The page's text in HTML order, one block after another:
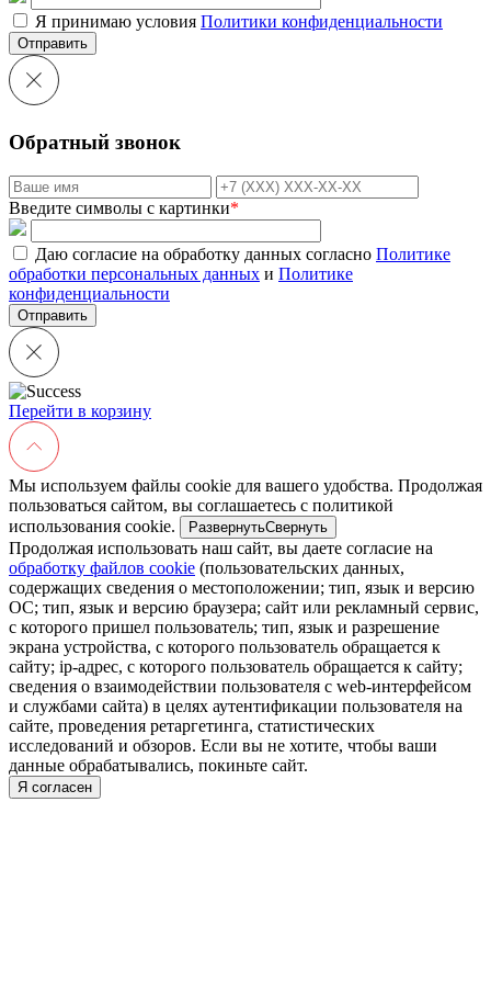
Я принимаю условия Политики конфиденциальности
Отправить
Обратный звонок
Введите символы с картинки*
Даю согласие на обработку данных согласно Политике
обработки персональных данных и Политике
конфиденциальности
Перейти в корзину
Мы используем файлы cookie для вашего удобства. Продолжая
пользоваться сайтом, вы соглашаетесь с политикой
использования cookie.
РазвернутьСвернуть
Продолжая использовать наш сайт, вы даете согласие на
обработку файлов cookie (пользовательских данных,
содержащих сведения о местоположении; тип, язык и версию
ОС; тип, язык и версию браузера; сайт или рекламный сервис,
с которого пришел пользователь; тип, язык и разрешение
экрана устройства, с которого пользователь обращается к
сайту; ip-адрес, с которого пользователь обращается к сайту;
сведения о взаимодействии пользователя с web-интерфейсом
и службами сайта) в целях аутентификации пользователя на
сайте, проведения ретаргетинга, статистических
исследований и обзоров. Если вы не хотите, чтобы ваши
данные обрабатывались, покиньте сайт.
Я согласен